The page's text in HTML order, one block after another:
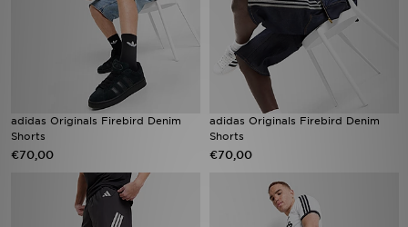
adidas Originals Firebird Denim
Shorts
€70,00
adidas Originals Firebird Denim
Shorts
€70,00